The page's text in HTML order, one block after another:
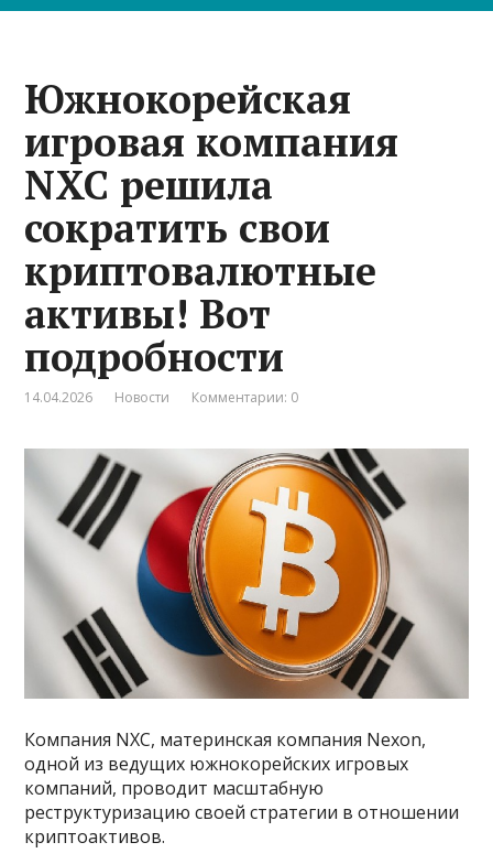
Южнокорейская
игровая компания
NXC решила
сократить свои
криптовалютные
активы! Вот
подробности
14.04.2026 Новости Комментарии: 0
Компания NXC, материнская компания Nexon,
одной из ведущих южнокорейских игровых
компаний, проводит масштабную
реструктуризацию своей стратегии в отношении
криптоактивов.